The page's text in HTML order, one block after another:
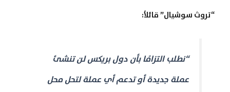
“تروث سوشيال” قائلاً:
“نطلب التزامًا بأن دول بريكس لن تنشئ
عملة جديدة أو تدعم أي عملة لتحل محل